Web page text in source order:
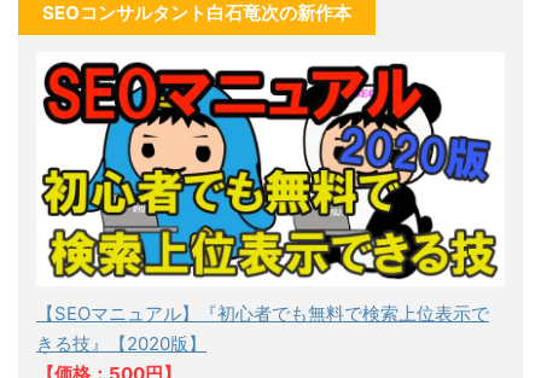
SEOコンサルタント白石竜次の新作本
【SEOマニュアル】『初心者でも無料で検索上位表示で
きる技』【2020版】